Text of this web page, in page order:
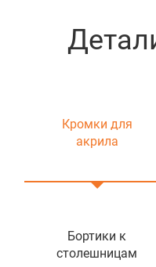
Кромки для
акрила
Бортики к
столешницам